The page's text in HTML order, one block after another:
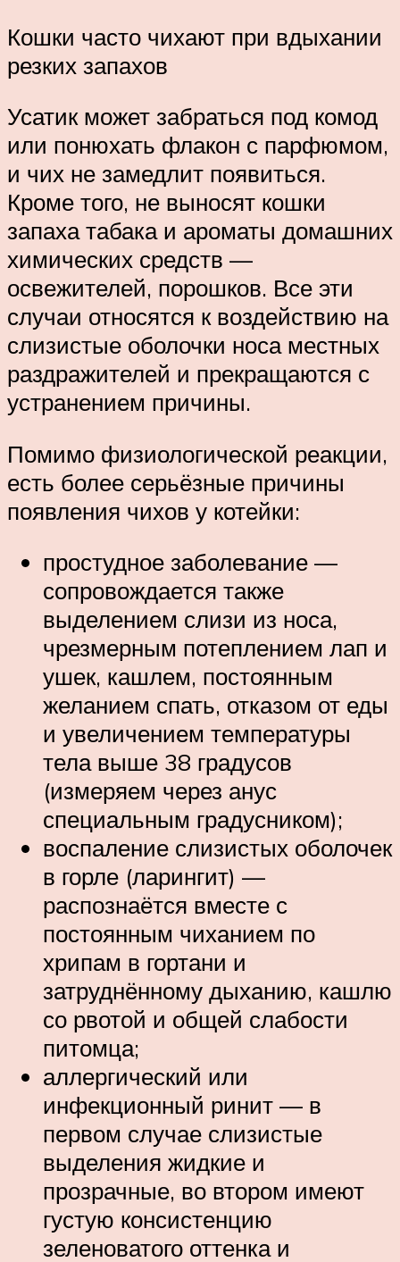
Кошки часто чихают при вдыхании
резких запахов
Усатик может забраться под комод
или понюхать флакон с парфюмом,
и чих не замедлит появиться.
Кроме того, не выносят кошки
запаха табака и ароматы домашних
химических средств —
освежителей, порошков. Все эти
случаи относятся к воздействию на
слизистые оболочки носа местных
раздражителей и прекращаются с
устранением причины.
Помимо физиологической реакции,
есть более серьёзные причины
появления чихов у котейки:
простудное заболевание —
сопровождается также
выделением слизи из носа,
чрезмерным потеплением лап и
ушек, кашлем, постоянным
желанием спать, отказом от еды
и увеличением температуры
тела выше 38 градусов
(измеряем через анус
специальным градусником);
воспаление слизистых оболочек
в горле (ларингит) —
распознаётся вместе с
постоянным чиханием по
хрипам в гортани и
затруднённому дыханию, кашлю
со рвотой и общей слабости
питомца;
аллергический или
инфекционный ринит — в
первом случае слизистые
выделения жидкие и
прозрачные, во втором имеют
густую консистенцию
зеленоватого оттенка и